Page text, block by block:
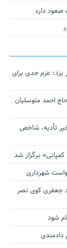
صعود دارد
یزد؛ عزم جدی برای
احمد متوسلیان
تأدیه، شاخص
برگزار شد
شهرداری
جعفری کوی نصر
شود
دادمندی